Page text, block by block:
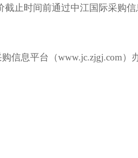
止时间前通过中江国际采购
信息平台（www.jc.zjgj.com）